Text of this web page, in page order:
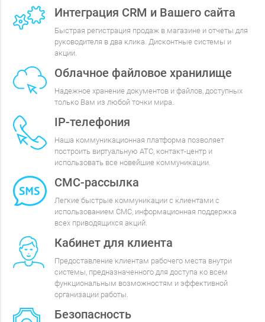
Интеграция CRM и Вашего сайта
Быстрая регистрация продаж в магазине и отчеты для
руководителя в два клика. Дисконтные системы и
акции.
Облачное файловое хранилище
Надежное хранение документов и файлов, доступных
только Вам из любой точки мира.
IP-телефония
Наша коммуникационная платформа позволяет
построить виртуальную АТС, контакт-центр и
использовать все новейшие коммуникации.
СМС-рассылка
Легкие быстрые коммуникации с клиентами с
использованием СМС, информационная поддержка
всех приводящихся акций.
Кабинет для клиента
Предоставление клиентам рабочего места внутри
системы, предназначенного для доступа ко всем
функциональным возможностям и эффективной
организации работы.
Безопасность